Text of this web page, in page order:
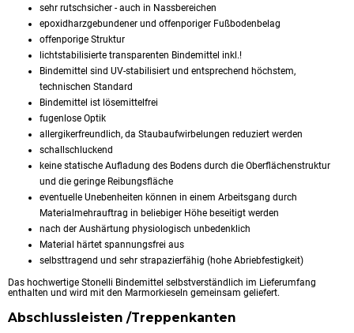
sehr rutschsicher - auch in Nassbereichen
epoxidharzgebundener und offenporiger Fußbodenbelag
offenporige Struktur
lichtstabilisierte transparenten Bindemittel inkl.!
Bindemittel sind UV-stabilisiert und entsprechend höchstem,
technischen Standard
Bindemittel ist lösemittelfrei
fugenlose Optik
allergikerfreundlich, da Staubaufwirbelungen reduziert werden
schallschluckend
keine statische Aufladung des Bodens durch die Oberflächenstruktur
und die geringe Reibungsfläche
eventuelle Unebenheiten können in einem Arbeitsgang durch
Materialmehrauftrag in beliebiger Höhe beseitigt werden
nach der Aushärtung physiologisch unbedenklich
Material härtet spannungsfrei aus
selbsttragend und sehr strapazierfähig (hohe Abriebfestigkeit)
Das hochwertige Stonelli Bindemittel selbstverständlich im Lieferumfang
enthalten und wird mit den Marmorkieseln gemeinsam geliefert.
Abschlussleisten /Treppenkanten